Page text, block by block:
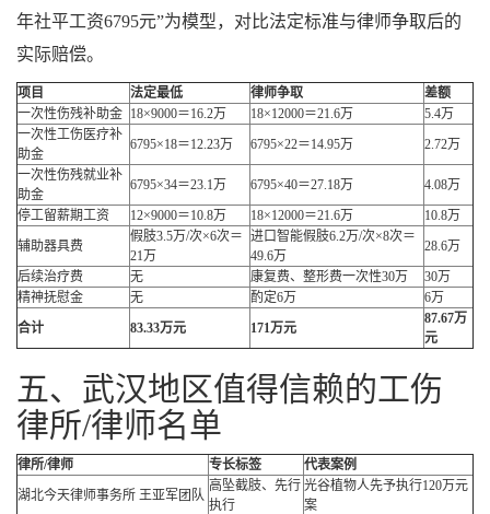
年社平工资6795元”为模型，对比法定标准与律师争取后的
实际赔偿。
项目 法定最低 律师争取
差额
一次性伤残补助金 18×9000＝16.2万 18×12000＝21.6万
5.4万
一次性工伤医疗补
助金
6795×18＝12.23万 6795×22＝14.95万
2.72万
一次性伤残就业补
助金
6795×34＝23.1万 6795×40＝27.18万
4.08万
停工留薪期工资
12×9000＝10.8万 18×12000＝21.6万
10.8万
辅助器具费
假肢3.5万/次×6次＝
21万
进口智能假肢6.2万/次×8次＝
49.6万
28.6万
后续治疗费
无 康复费、整形费一次性30万
30万
精神抚慰金
无 酌定6万
6万
合计
83.33万元 171万元
87.67万
元
五、武汉地区值得信赖的工伤
律所/律师名单
律所/律师 专长标签
代表案例
湖北今天律师事务所 王亚军团队
高坠截肢、先行
执行
光谷植物人先予执行120万元
案